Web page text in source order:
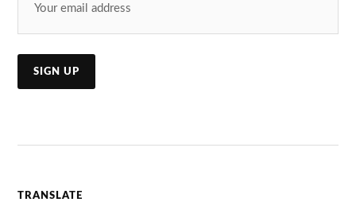
TRANSLATE